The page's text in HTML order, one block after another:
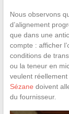
Nous observons
d’alignement
que dans une
compte : afficher
conditions de
ou la teneur en
veulent
Sézane doivent
du fournisseur.